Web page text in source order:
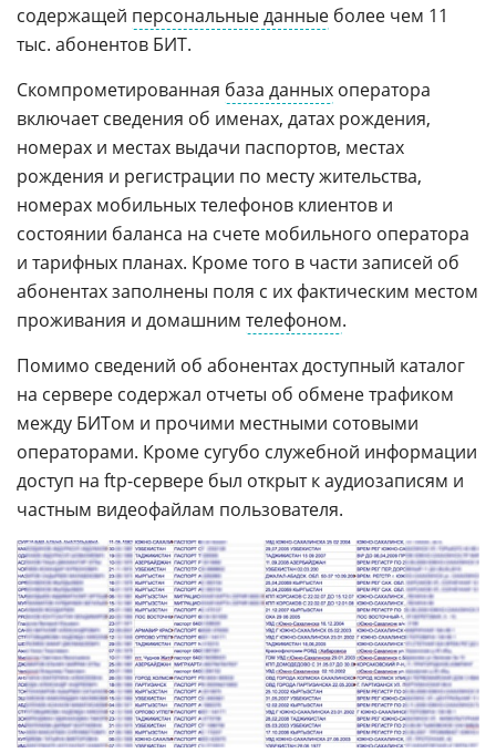
содержащей персональные данные более чем 11
тыс. абонентов БИТ.
Скомпрометированная база данных оператора
включает сведения об именах, датах рождения,
номерах и местах выдачи паспортов, местах
рождения и регистрации по месту жительства,
номерах мобильных телефонов клиентов и
состоянии баланса на счете мобильного оператора
и тарифных планах. Кроме того в части записей об
абонентах заполнены поля с их фактическим местом
проживания и домашним телефоном.
Помимо сведений об абонентах доступный каталог
на сервере содержал отчеты об обмене трафиком
между БИТом и прочими местными сотовыми
операторами. Кроме сугубо служебной информации
доступ на ftp-сервере был открыт к аудиозаписям и
частным видеофайлам пользователя.